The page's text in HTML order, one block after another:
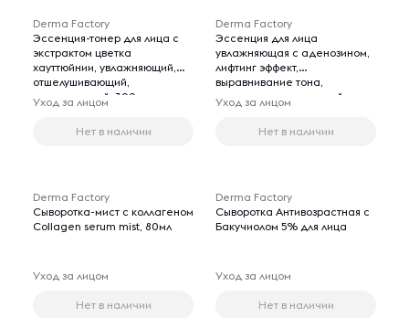
Derma Factory
Эссенция-тонер для лица с
экстрактом цветка
хауттюйнии, увлажняющий,
отшелушивающий,
тонизирующий, 300 мл
Уход за лицом
Нет в наличии
Derma Factory
Эссенция для лица
увлажняющая с аденозином,
лифтинг эффект,
выравнивание тона,
противовоспалительный и
заживляющий, 150 мл
Уход за лицом
Нет в наличии
Derma Factory
Сыворотка-мист с коллагеном
Collagen serum mist, 80мл
Уход за лицом
Нет в наличии
Derma Factory
Сыворотка Антивозрастная с
Бакучиолом 5% для лица
Уход за лицом
Нет в наличии